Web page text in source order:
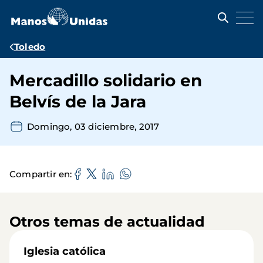
contenido
Ruta
navegación
Toledo
Mercadillo solidario en
Belvís de la Jara
Domingo, 03 diciembre, 2017
Compartir en
Otros temas de actualidad
Iglesia católica